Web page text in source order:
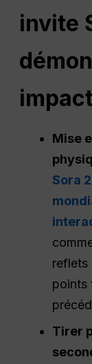
invite
Mise
Sora
reflets
points
Tirer